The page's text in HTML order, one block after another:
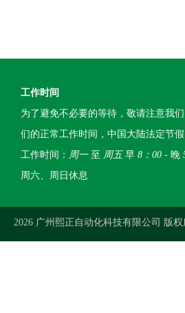
工作时间
为了避免不必要的等待，敬请注意我
们的正常工作时间，中国大陆法定节假
工作时间： 周一至 周五早 8：00 - 晚
周六、周日休息
2026 广州熙正自动化科技有限公司 版权